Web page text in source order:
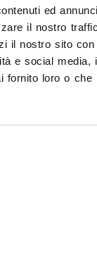
ed
il nostro
il nostro sito
e social media,
fornito loro o che